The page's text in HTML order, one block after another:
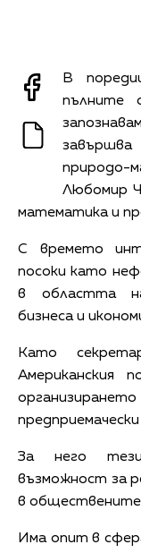
В
пълните
природо-
Любомир
математика и
С времето
посоки като
в областта
бизнеса и
Като
Американския
За него тези
възможност за
в обществените
Има опит в